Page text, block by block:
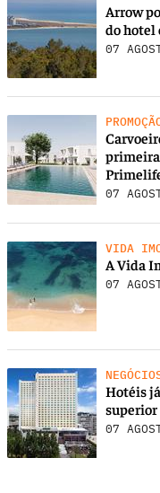
Arrow
do hotel
07
07
VIDA
A Vida
07
Hotéis
superior
07